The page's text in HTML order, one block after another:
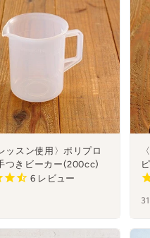
ッスン使用〉ポリプロ
つきビーカー(200cc)
6レビュー